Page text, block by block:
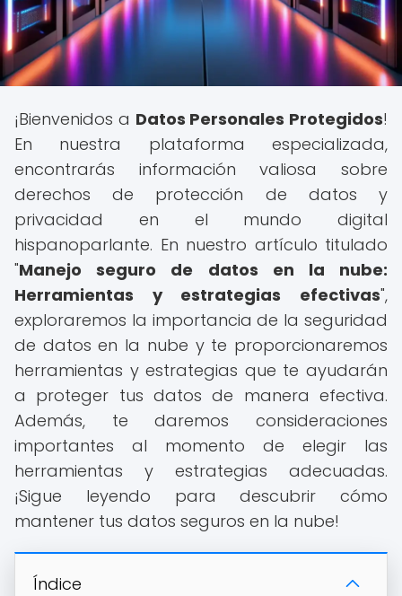
¡Bienvenidos a Datos Personales Protegidos!
En nuestra plataforma especializada,
encontrarás información valiosa sobre
derechos de protección de datos y
privacidad en el mundo digital
hispanoparlante. En nuestro artículo titulado
"Manejo seguro de datos en la nube:
Herramientas y estrategias efectivas",
exploraremos la importancia de la seguridad
de datos en la nube y te proporcionaremos
herramientas y estrategias que te ayudarán
a proteger tus datos de manera efectiva.
Además, te daremos consideraciones
importantes al momento de elegir las
herramientas y estrategias adecuadas.
¡Sigue leyendo para descubrir cómo
mantener tus datos seguros en la nube!
Índice